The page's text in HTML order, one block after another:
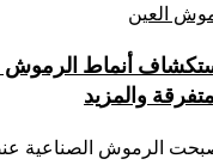
العين
أنماط الرموش
والمزيد
الرموش الصناعية